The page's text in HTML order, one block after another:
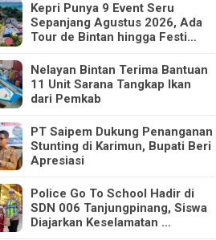
Kepri Punya 9 Event Seru
Sepanjang Agustus 2026, Ada
Tour de Bintan hingga Festi…
Nelayan Bintan Terima Bantuan
11 Unit Sarana Tangkap Ikan
dari Pemkab
PT Saipem Dukung Penanganan
Stunting di Karimun, Bupati Beri
Apresiasi
Police Go To School Hadir di
SDN 006 Tanjungpinang, Siswa
Diajarkan Keselamatan …